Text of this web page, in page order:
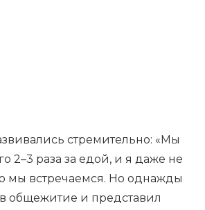
стремительно: «Мы
2–3 раза за едой, и я даже не
мы встречаемся. Но однажды
общежитие и представил